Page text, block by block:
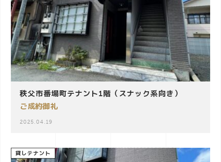
g
a
t
秩父市番場町テナント1階（スナック系向き）
ご成約御礼
2025.04.19
貸しテナント